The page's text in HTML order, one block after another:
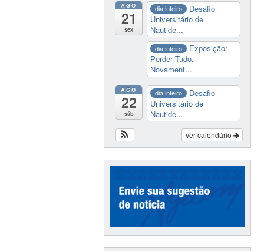
AGO
21
sex
dia inteiro
Desafio
Universitário de
Nautide...
dia inteiro
Exposição:
Perder Tudo.
Novament...
AGO
22
sáb
dia inteiro
Desafio
Universitário de
Nautide...
Ver calendário